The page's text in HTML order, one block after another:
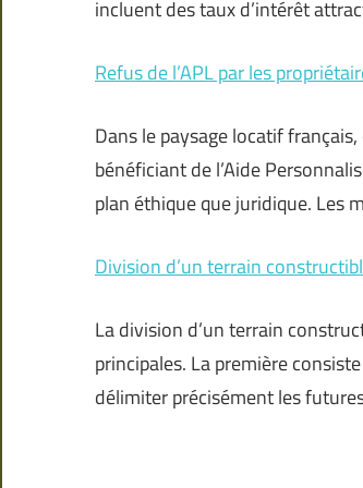
incluent des taux d’intérêt
Refus de l’APL par les
Dans le paysage locatif
bénéficiant de l’Aide
plan éthique que juridique. Les
Division d’un terrain
La division d’un terrain
principales. La première
délimiter précisément les